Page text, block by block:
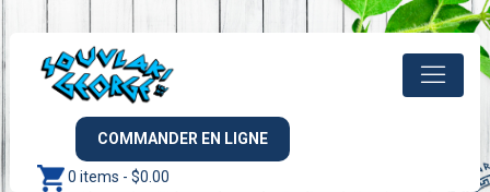
COMMANDER EN LIGNE
0 items - $0.00